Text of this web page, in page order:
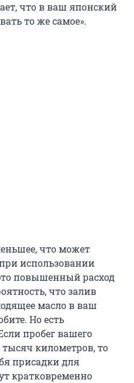
что в ваш японский
то же самое».
что может
использовании
повышенный расход
что залив
масло в ваш
Но есть
пробег вашего
тысяч километров, то
присадки для
кратковременно